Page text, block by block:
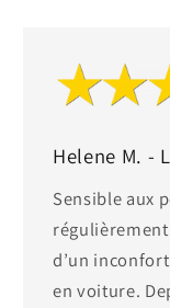
Helene M. -
Sensible aux
régulièrement
d’un
en voiture.